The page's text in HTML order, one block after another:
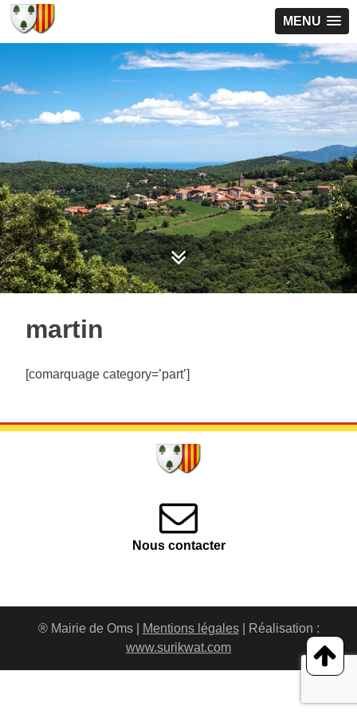
MENU
martin
[comarquage category=’part’]
Nous contacter
® Mairie de Oms | Mentions légales| Réalisation :
www.surikwat.com